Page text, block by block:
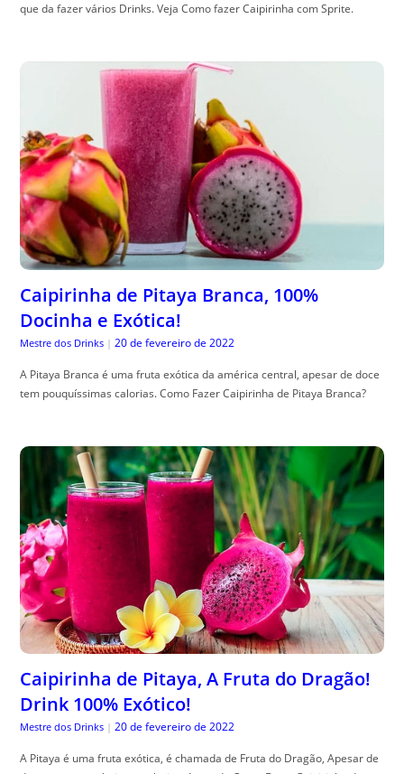
que da fazer vários Drinks. Veja Como fazer Caipirinha com Sprite.
Caipirinha de Pitaya Branca, 100%
Docinha e Exótica!
Mestre dos Drinks | 20 de fevereiro de 2022
A Pitaya Branca é uma fruta exótica da américa central, apesar de doce
tem pouquíssimas calorias. Como Fazer Caipirinha de Pitaya Branca?
Caipirinha de Pitaya, A Fruta do Dragão!
Drink 100% Exótico!
Mestre dos Drinks | 20 de fevereiro de 2022
A Pitaya é uma fruta exótica, é chamada de Fruta do Dragão, Apesar de